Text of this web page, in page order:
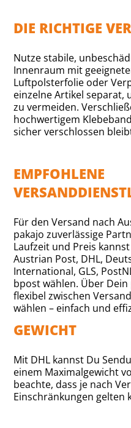
DIE RICHTIGE
Nutze stabile,
Innenraum mit
Luftpolsterfolie oder
einzelne Artikel separat,
zu vermeiden.
hochwertigem
sicher verschlossen
EMPFOHLENE
Für den Versand nach
pakajo zuverlässige
Laufzeit und Preis
Austrian Post, DHL,
International, GLS,
bpost wählen. Über
flexibel zwischen
wählen – einfach und
GEWICHT
Mit DHL kannst Du
einem Maximalgewicht
beachte, dass je nach
Einschränkungen gelten